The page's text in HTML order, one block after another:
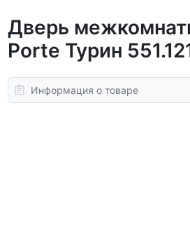
Дверь
Porte Турин
Информация о товаре